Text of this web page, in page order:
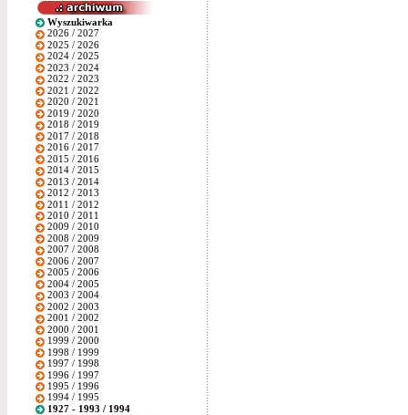
Wyszukiwarka
2026 / 2027
2025 / 2026
2024 / 2025
2023 / 2024
2022 / 2023
2021 / 2022
2020 / 2021
2019 / 2020
2018 / 2019
2017 / 2018
2016 / 2017
2015 / 2016
2014 / 2015
2013 / 2014
2012 / 2013
2011 / 2012
2010 / 2011
2009 / 2010
2008 / 2009
2007 / 2008
2006 / 2007
2005 / 2006
2004 / 2005
2003 / 2004
2002 / 2003
2001 / 2002
2000 / 2001
1999 / 2000
1998 / 1999
1997 / 1998
1996 / 1997
1995 / 1996
1994 / 1995
1927 - 1993 / 1994